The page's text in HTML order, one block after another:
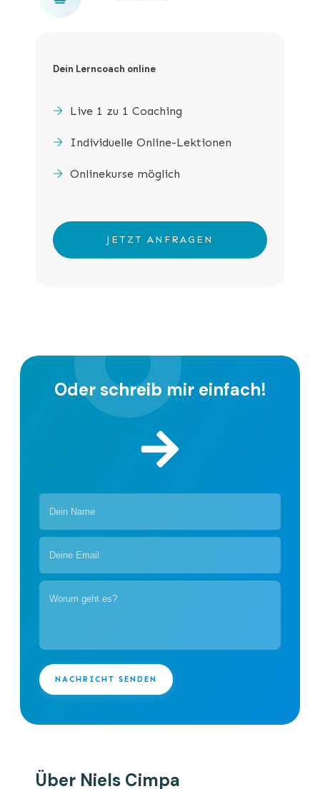
Dein Lerncoach online
Live 1 zu 1 Coaching
Individuelle Online-Lektionen
Onlinekurse möglich
JETZT ANFRAGEN
Oder schreib mir einfach!
NACHRICHT SENDEN
Über Niels Cimpa